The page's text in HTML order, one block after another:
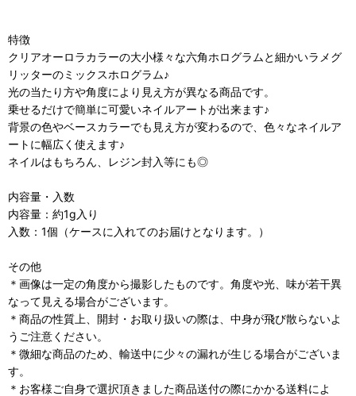
特徴
クリアオーロラカラーの大小様々な六角ホログラムと細かいラメグ
リッターのミックスホログラム♪
光の当たり方や角度により見え方が異なる商品です。
乗せるだけで簡単に可愛いネイルアートが出来ます♪
背景の色やベースカラーでも見え方が変わるので、色々なネイルア
ートに幅広く使えます♪
ネイルはもちろん、レジン封入等にも◎
内容量・入数
内容量：約1g入り
入数：1個（ケースに入れてのお届けとなります。）
その他
＊画像は一定の角度から撮影したものです。角度や光、味が若干異
なって見える場合がございます。
＊商品の性質上、開封・お取り扱いの際は、中身が飛び散らないよ
うご注意ください。
＊微細な商品のため、輸送中に少々の漏れが生じる場合がございま
す。
＊お客様ご自身で選択頂きました商品送付の際にかかる送料によ